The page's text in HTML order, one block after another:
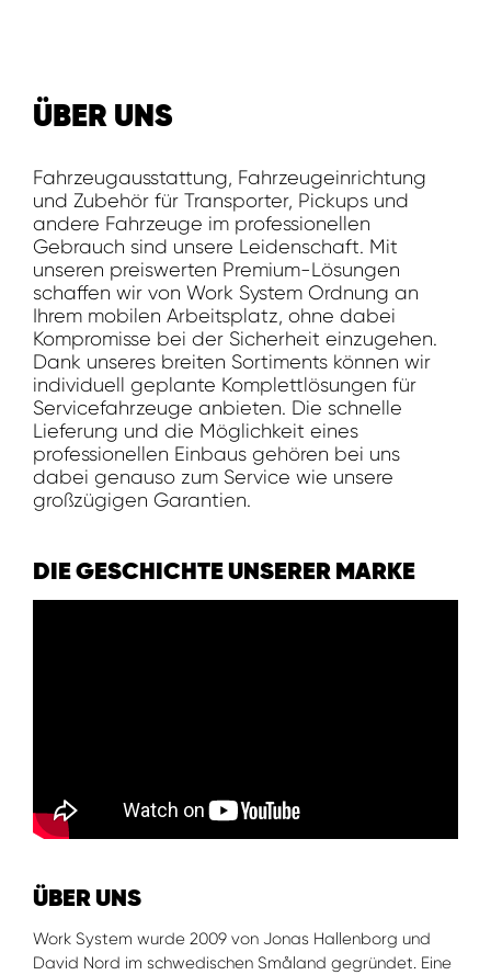
ÜBER UNS
Fahrzeugausstattung, Fahrzeugeinrichtung
und Zubehör für Transporter, Pickups und
andere Fahrzeuge im professionellen
Gebrauch sind unsere Leidenschaft. Mit
unseren preiswerten Premium-Lösungen
schaffen wir von Work System Ordnung an
Ihrem mobilen Arbeitsplatz, ohne dabei
Kompromisse bei der Sicherheit einzugehen.
Dank unseres breiten Sortiments können wir
individuell geplante Komplettlösungen für
Servicefahrzeuge anbieten. Die schnelle
Lieferung und die Möglichkeit eines
professionellen Einbaus gehören bei uns
dabei genauso zum Service wie unsere
großzügigen Garantien.
DIE GESCHICHTE UNSERER MARKE
ÜBER UNS
Work System wurde 2009 von Jonas Hallenborg und
David Nord im schwedischen Småland gegründet. Eine
WORK SYSTEM NAMEN
WORK SYSTEM WORK SYSTEM BRÜGGE